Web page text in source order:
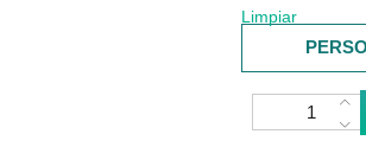
Limpiar
Bloc de notas